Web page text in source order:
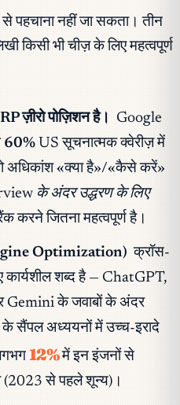
नहीं जा सकता। तीन
किसी भी चीज़ के लिए महत्वपूर्ण
ज़ीरो पोज़िशन है।
Google
60%US सूचनात्मक क्वेरीज़ में
अधिकांश «क्या है»/«कैसे करें»
के अंदर उद्धरण के लिए
करने जितना महत्वपूर्ण है।
Optimization) क्रॉस-
शब्द है — ChatGPT,
के जवाबों के अंदर
सैंपल अध्ययनों में उच्च-इरादे
12%में इन इंजनों से
(2023 से पहले शून्य)।